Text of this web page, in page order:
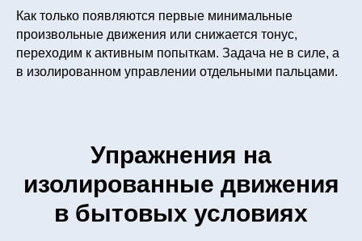
Как только появляются первые минимальные
произвольные движения или снижается тонус,
переходим к активным попыткам. Задача не в силе, а
в изолированном управлении отдельными пальцами.
Упражнения на
изолированные движения
в бытовых условиях